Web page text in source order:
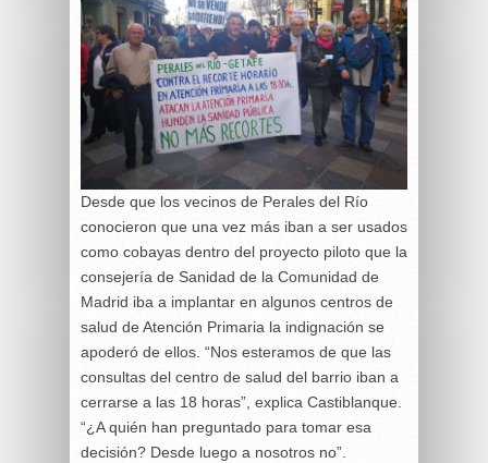
Desde que los vecinos de Perales del Río
conocieron que una vez más iban a ser usados
como cobayas dentro del proyecto piloto que la
consejería de Sanidad de la Comunidad de
Madrid iba a implantar en algunos centros de
salud de Atención Primaria la indignación se
apoderó de ellos. “Nos esteramos de que las
consultas del centro de salud del barrio iban a
cerrarse a las 18 horas”, explica Castiblanque.
“¿A quién han preguntado para tomar esa
decisión? Desde luego a nosotros no”.